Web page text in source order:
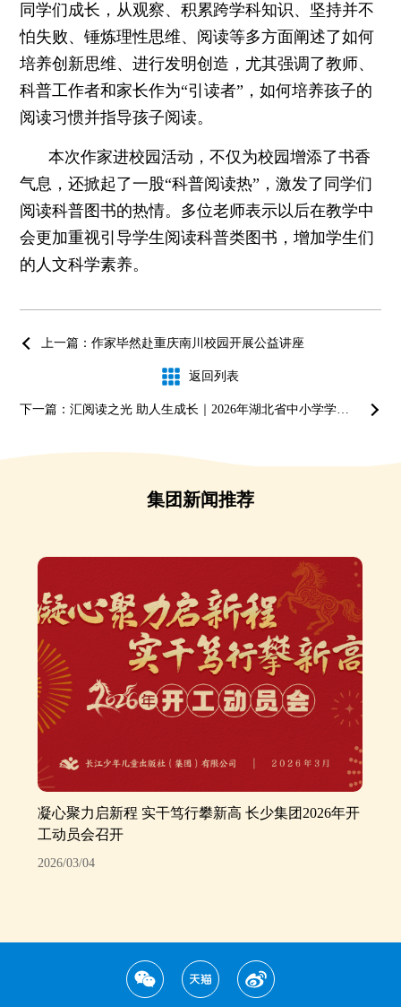
同学们成长， 从观察、积累跨学科知识、坚持并不
怕失败、锤炼理性思维、阅读等多方面阐述了如何
培养创新思维、进行发明创造，尤其强调了教师、
科普工作者和家长作为“引读者”，如何培养孩子的
阅读习惯并指导孩子阅读。
本次作家进校园活动，不仅为校园增添了书香
气息，还掀起了一股“科普阅读热”，激发了同学们
阅读科普图书的热情。多位老师表示以后在教学中
会更加重视引导学生阅读科普类图书，增加学生们
的人文科学素养。
上一篇：作家毕然赴重庆南川校园开展公益讲座
返回列表
下一篇：汇阅读之光 助人生成长｜2026年湖北省中小学学生阅读推进展示活动在恩施圆满举行
集团新闻推荐
凝心聚力启新程 实干笃行攀新高 长少集团2026年开
工动员会召开
2026/03/04